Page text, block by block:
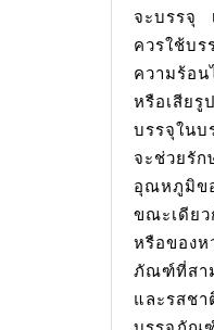
จะบรรจุ
ควรใช้บ
ความร้อ
หรือเสีย
บรรจุใน
จะช่วยรัก
อุณหภูมิข
ขณะเดีย
หรือของห
ภัณฑ์ที่สา
และรสช